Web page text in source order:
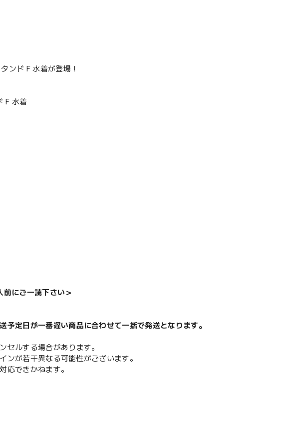
ンド F 水着が登場！
F 水着
前にご一読下さい＞
予定日が一番遅い商品に合わせて一括で発送となります。
セルする場合があります。
ンが若干異なる可能性がございます。
応できかねます。